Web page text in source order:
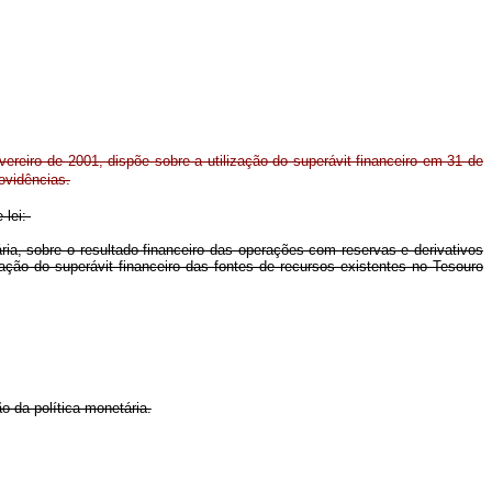
de 2001, dispõe sobre a utilização do superávit financeiro em 31 de
lei:
sobre o resultado financeiro das operações com reservas e derivativos
do superávit financeiro das fontes de recursos existentes no Tesouro
da política monetária.